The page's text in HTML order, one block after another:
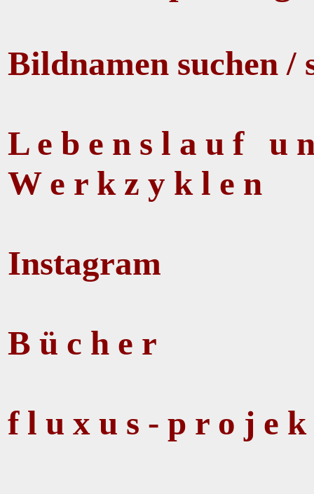
Bildnamen suchen /
L e b e n s l a u f u
W e r k z y k l e n
Instagram
B ü c h e r
f l u x u s - p r o j e k